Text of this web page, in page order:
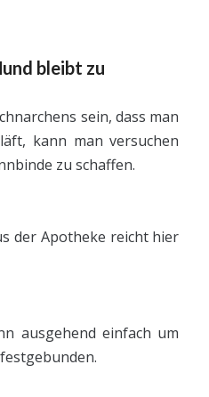
bleibt zu
sein, dass man
kann man versuchen
zu schaffen.
der Apotheke reicht hier
ausgehend einfach um